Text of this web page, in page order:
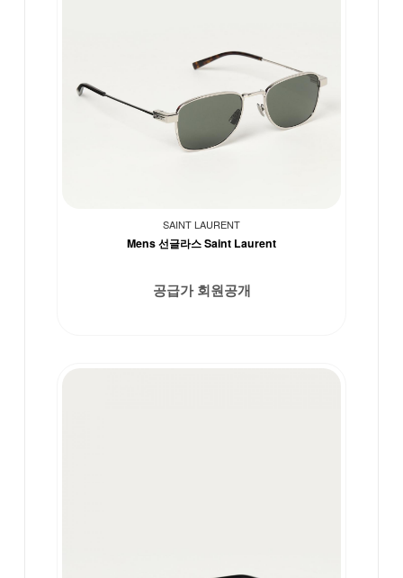
SAINT LAURENT
Mens 선글라스 Saint Laurent
공급가 회원공개